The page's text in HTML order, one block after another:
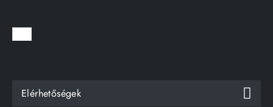
Elérhetőségek